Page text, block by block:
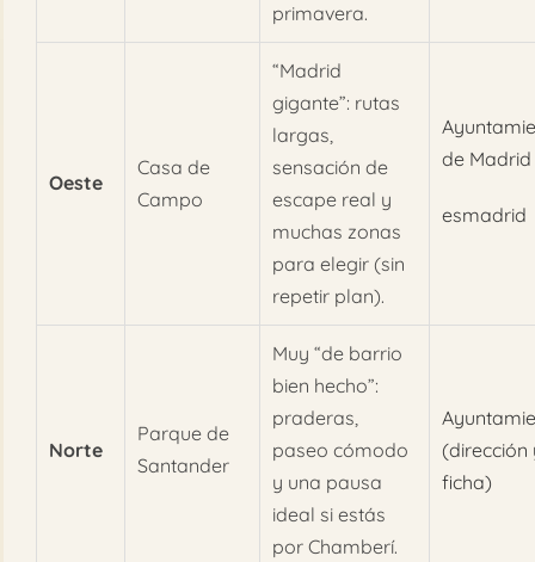
primavera.
Oeste
Casa de
Campo
“Madrid
gigante”: rutas
largas,
sensación de
escape real y
muchas zonas
para elegir (sin
repetir plan).
de Madrid
esmadrid
Norte
Parque de
Santander
Muy “de barrio
bien hecho”:
praderas,
paseo cómodo
y una pausa
ideal si estás
por Chamberí.
(dirección
ficha)